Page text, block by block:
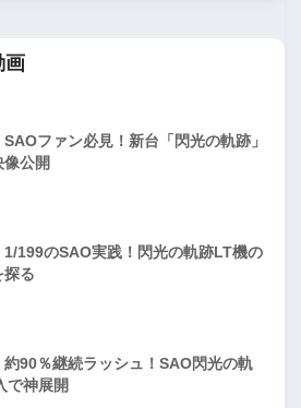
画
SAOファン必見！新台「閃光の軌跡」
公開
1/199のSAO実践！閃光の軌跡LT機の
探る
約90％継続ラッシュ！SAO閃光の軌
で神展開